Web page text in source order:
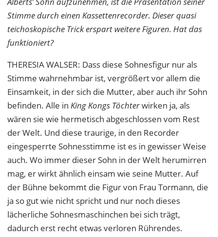
Stimme durch einen Kassettenrecorder. Dieser quasi
teichoskopische Trick erspart weitere Figuren. Hat das
funktioniert?
THERESIAWALSER: Dass diese Sohnesfigur nur als
Stimme wahrnehmbar ist, vergrößert vor allem die
Einsamkeit, in der sich die Mutter, aber auch ihr Sohn
befinden. Alle in King Kongs Töchterwirken ja, als
wären sie wie hermetisch abgeschlossen vom Rest
der Welt. Und diese traurige, in den Recorder
eingesperrte Sohnesstimme ist es in gewisser Weise
auch. Wo immer dieser Sohn in der Welt herumirren
mag, er wirkt ähnlich einsam wie seine Mutter. Auf
der Bühne bekommt die Figur von Frau Tormann, die
ja so gut wie nicht spricht und nur noch dieses
lächerliche Sohnesmaschinchen bei sich trägt,
dadurch erst recht etwas verloren Rührendes.